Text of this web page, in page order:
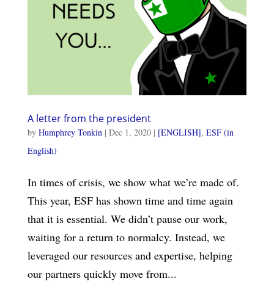
A letter from the president
by Humphrey Tonkin | Dec 1, 2020| [ENGLISH], ESF (in
English)
In times of crisis, we show what we’re made of.
This year, ESF has shown time and time again
that it is essential. We didn’t pause our work,
waiting for a return to normalcy. Instead, we
leveraged our resources and expertise, helping
our partners quickly move from...